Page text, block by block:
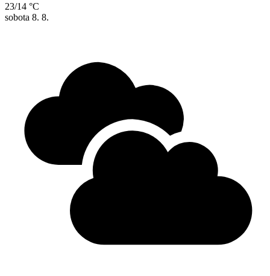
23/14 °C
sobota 8. 8.